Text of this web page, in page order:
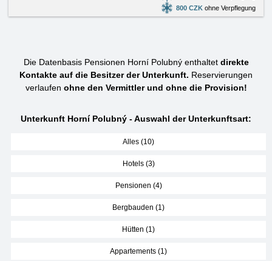
800 CZK ohne Verpflegung
Die Datenbasis Pensionen Horní Polubný enthaltet direkte
Kontakte auf die Besitzer der Unterkunft. Reservierungen
verlaufen ohne den Vermittler und ohne die Provision!
Unterkunft Horní Polubný - Auswahl der Unterkunftsart:
Alles (10)
Hotels (3)
Pensionen (4)
Bergbauden (1)
Hütten (1)
Appartements (1)